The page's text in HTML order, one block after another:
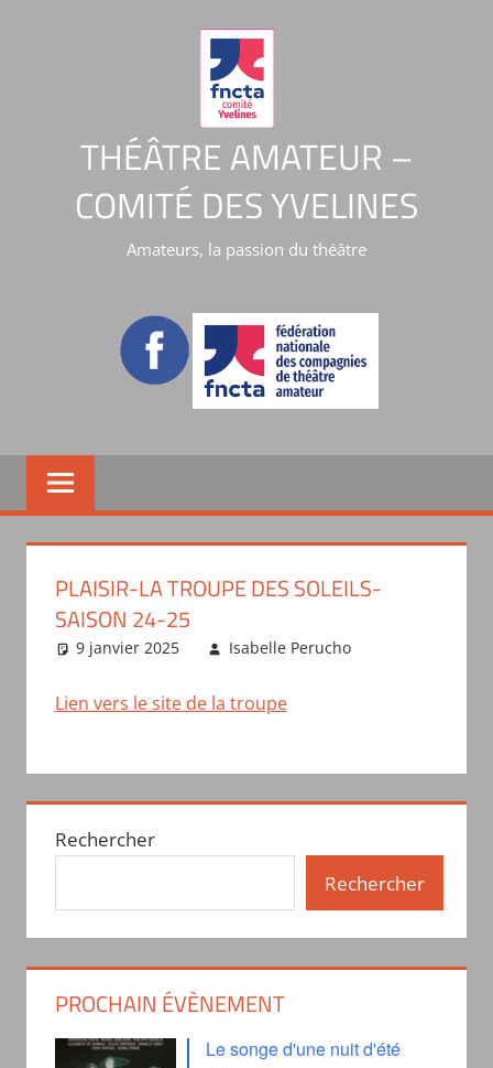
THÉÂTRE AMATEUR –
COMITÉ DES YVELINES
Amateurs, la passion du théâtre
PLAISIR-LA TROUPE DES SOLEILS-
SAISON 24-25
9 janvier 2025 Isabelle Perucho
Lien vers le site de la troupe
Rechercher
Rechercher
PROCHAIN ÉVÈNEMENT
Le songe d'une nuit d'été